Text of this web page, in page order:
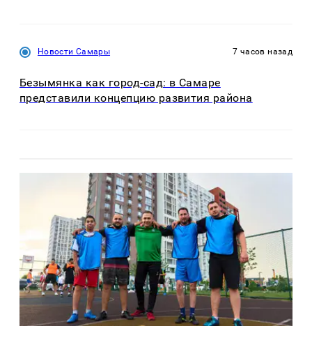
Новости Самары 7 часов назад
Безымянка как город-сад: в Самаре
представили концепцию развития района